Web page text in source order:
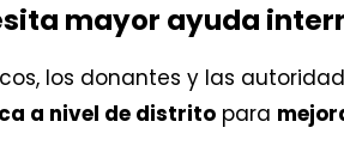
mayor ayuda
los donantes y las
a nivel de distrito para